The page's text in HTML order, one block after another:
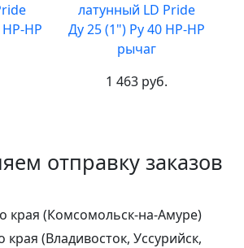
НР-НР
латунный LD Pride
Ду 25 (1") Ру 40 НР-НР
рычаг
1 463 руб.
отправку заказов
края (Комсомольск-на-Амуре)
(Владивосток, Уссурийск,